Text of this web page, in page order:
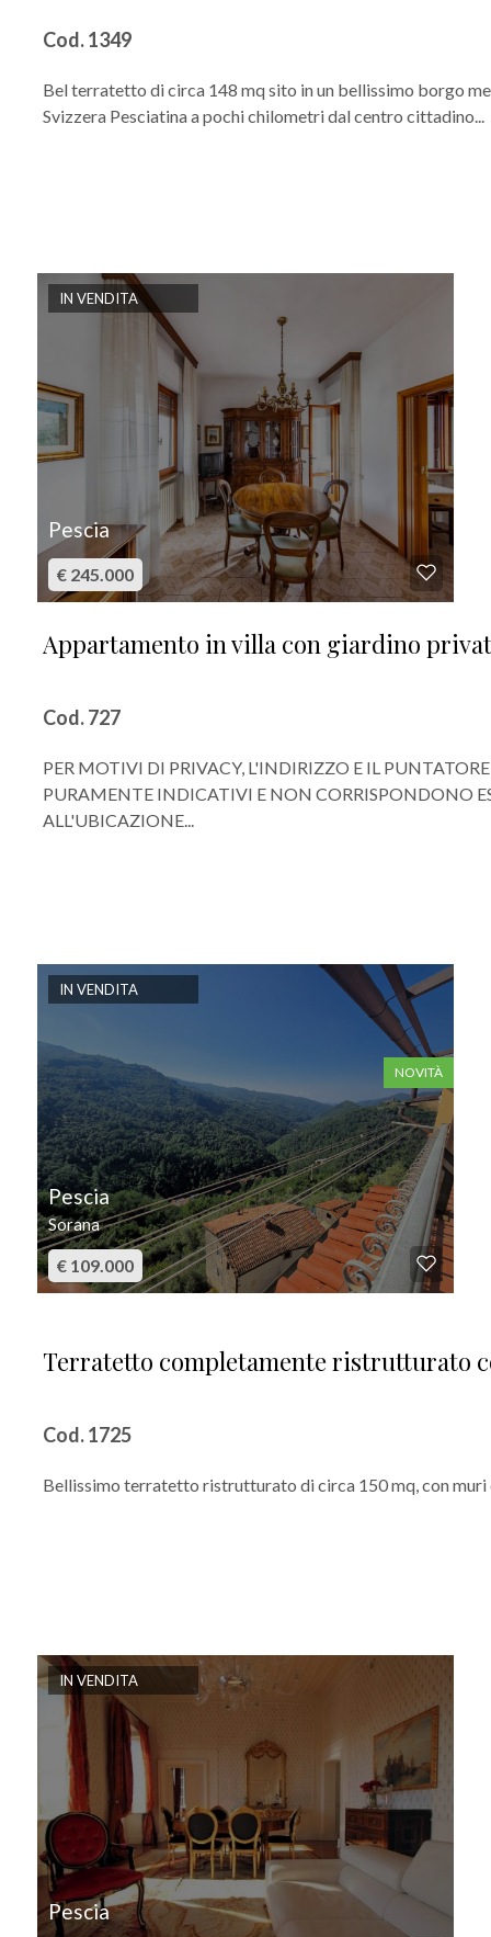
Cod. 1349
Bel terratetto di circa 148 mq sito in un bellissimo borgo
Svizzera Pesciatina a pochi chilometri dal centro cittadino...
IN VENDITA
Pescia
€ 245.000
Appartamento in villa con giardino
Cod. 727
PER MOTIVI DI PRIVACY, L'INDIRIZZO E IL
PURAMENTE INDICATIVI E NON CORRISPONDONO
ALL'UBICAZIONE...
IN VENDITA
NOVITÀ
Pescia
Sorana
€ 109.000
Terratetto completamente ristrutturato
Cod. 1725
Bellissimo terratetto ristrutturato di circa 150 mq, con muri
IN VENDITA
Pescia